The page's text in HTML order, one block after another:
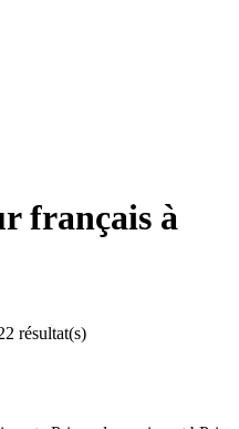
français à
résultat(s)